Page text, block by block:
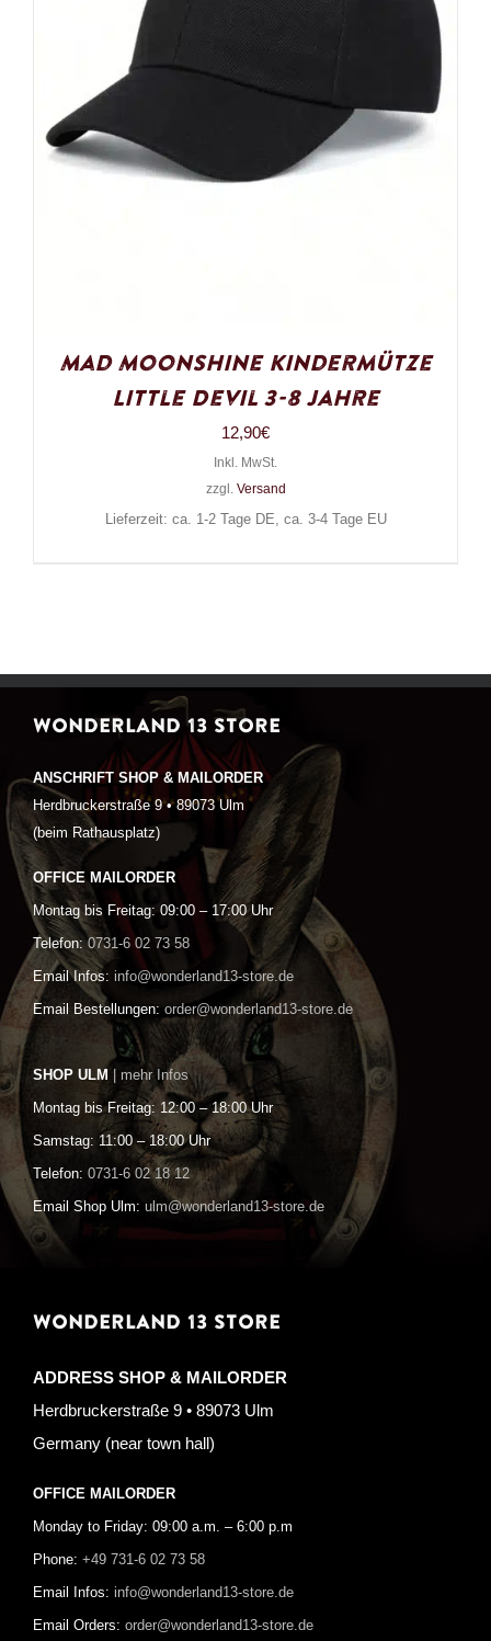
Mad Moonshine Kindermütze
Little Devil 3-8 Jahre
12,90€
Inkl. MwSt.
zzgl. Versand
Lieferzeit: ca. 1-2 Tage DE, ca. 3-4 Tage EU
WONDERLAND 13 STORE
ANSCHRIFT SHOP & MAILORDER
Herdbruckerstraße 9 • 89073 Ulm
(beim Rathausplatz)
OFFICE MAILORDER
Montag bis Freitag: 09:00 – 17:00 Uhr
Telefon: 0731-6 02 73 58
Email Infos: info@wonderland13-store.de
Email Bestellungen: order@wonderland13-store.de
SHOP ULM | mehr Infos
Montag bis Freitag: 12:00 – 18:00 Uhr
Samstag: 11:00 – 18:00 Uhr
Telefon: 0731-6 02 18 12
Email Shop Ulm: ulm@wonderland13-store.de
WONDERLAND 13 STORE
ADDRESS SHOP & MAILORDER
Herdbruckerstraße 9 • 89073 Ulm
Germany (near town hall)
OFFICE MAILORDER
Monday to Friday: 09:00 a.m. – 6:00 p.m
Phone: +49 731-6 02 73 58
Email Infos: info@wonderland13-store.de
Email Orders: order@wonderland13-store.de